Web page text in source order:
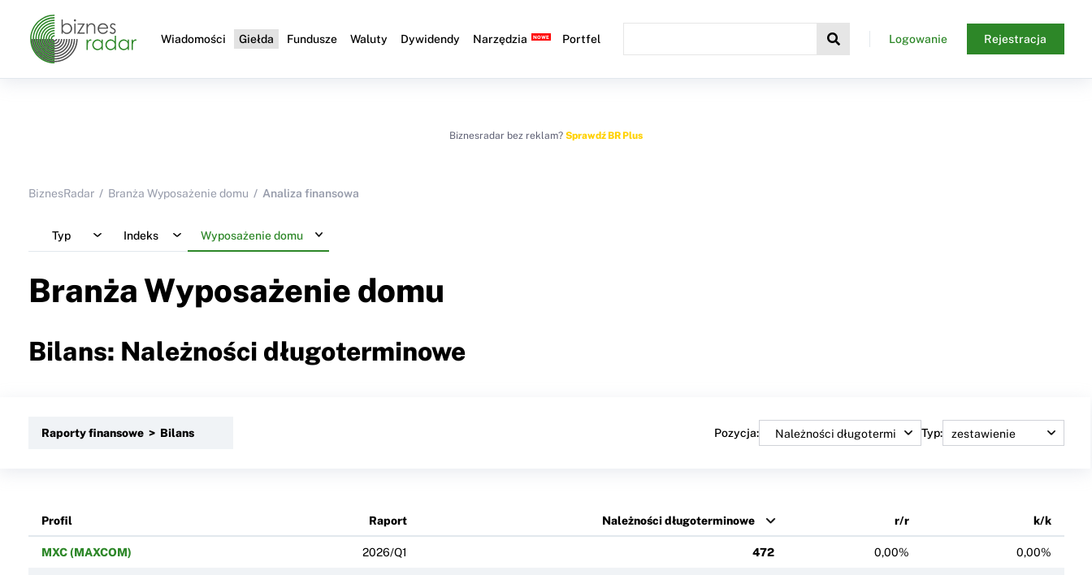
Wiadomości Giełda Fundusze Waluty Dywidendy Narzędzia Portfel Logowanie Rejestracja
Biznesradar bez reklam? Sprawdź BR Plus
BiznesRadar Branża Wyposażenie domu Analiza finansowa
Typ Indeks Wyposażenie domu
Branża Wyposażenie domu
Bilans: Należności długoterminowe
Raporty finansowe > Bilans Pozycja: Typ:
Profil Raport Należności długoterminowe r/r k/k
MXC (MAXCOM) 2026/Q1 472 0,00% 0,00%